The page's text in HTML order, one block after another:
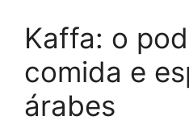
Kaffa: o
comida e
árabes